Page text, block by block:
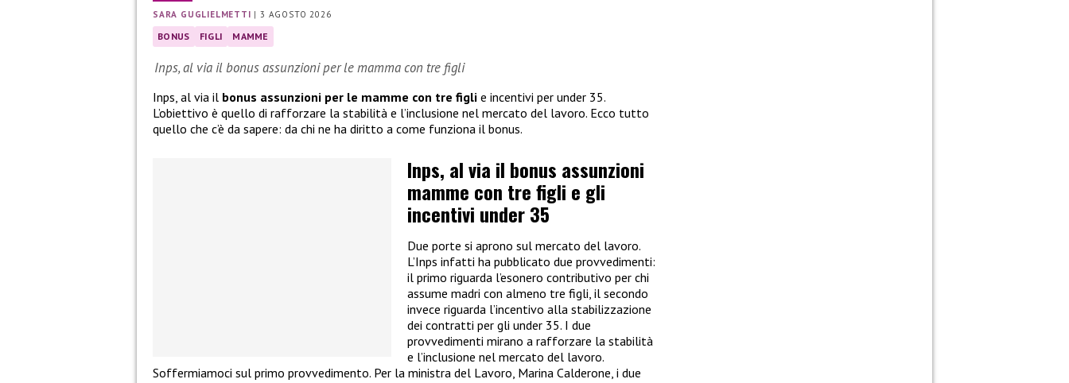
SARA GUGLIELMETTI |3 AGOSTO 2026
BONUS FIGLI MAMME
Inps, al via il bonus assunzioni per le mamma con tre figli
Inps, al via il bonus assunzioni per le mamme con tre figli e incentivi per under 35.
L’obiettivo è quello di rafforzare la stabilità e l’inclusione nel mercato del lavoro. Ecco tutto
quello che c’è da sapere: da chi ne ha diritto a come funziona il bonus.
Inps, al via il bonus assunzioni
mamme con tre figli e gli
incentivi under 35
Due porte si aprono sul mercato del lavoro.
L’Inps infatti ha pubblicato due provvedimenti:
il primo riguarda l’esonero contributivo per chi
assume madri con almeno tre figli, il secondo
invece riguarda l’incentivo alla stabilizzazione
dei contratti per gli under 35. I due
provvedimenti mirano a rafforzare la stabilità
e l’inclusione nel mercato del lavoro.
Soffermiamoci sul primo provvedimento. Per la ministra del Lavoro, Marina Calderone, i due